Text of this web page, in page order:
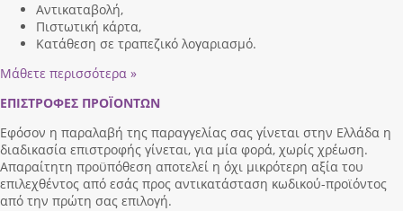
Αντικαταβολή,
Πιστωτική κάρτα,
Κατάθεση σε τραπεζικό λογαριασμό.
Μάθετε περισσότερα »
ΕΠΙΣΤΡΟΦΕΣ ΠΡΟΪΟΝΤΩΝ
Εφόσον η παραλαβή της παραγγελίας σας γίνεται στην Ελλάδα η
διαδικασία επιστροφής γίνεται, για μία φορά, χωρίς χρέωση.
Απαραίτητη προϋπόθεση αποτελεί η όχι μικρότερη αξία του
επιλεχθέντος από εσάς προς αντικατάσταση κωδικού-προϊόντος
από την πρώτη σας επιλογή.